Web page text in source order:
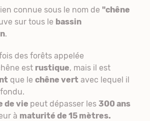
connue sous le nom de "chêne
sur tous le bassin
.
des forêts appelée
est rustique, mais il est
que le chêne vert avec lequel il
de vie peut dépasser les 300 ans
à maturité de 15 mètres.